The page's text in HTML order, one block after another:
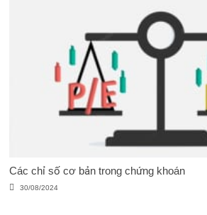
Các chỉ số cơ bản trong chứng khoán
30/08/2024